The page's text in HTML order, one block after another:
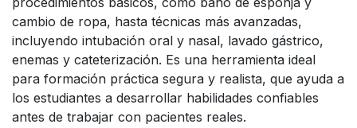
cambio de ropa, hasta técnicas más avanzadas,
incluyendo intubación oral y nasal, lavado gástrico,
enemas y cateterización. Es una herramienta ideal
para formación práctica segura y realista, que ayuda a
los estudiantes a desarrollar habilidades confiables
antes de trabajar con pacientes reales.